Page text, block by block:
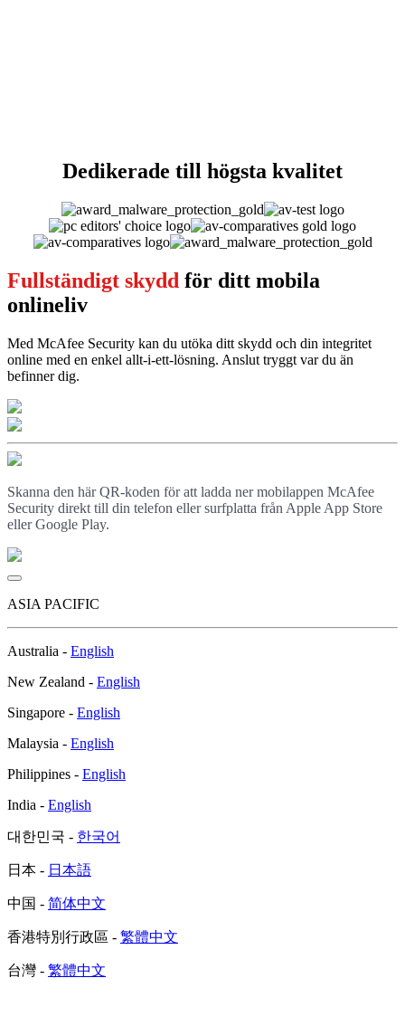
Dedikerade till högsta kvalitet
Fullständigt skydd för ditt mobila
onlineliv
Med McAfee Security kan du utöka ditt skydd och din integritet
online med en enkel allt-i-ett-lösning. Anslut tryggt var du än
befinner dig.
Skanna den här QR-koden för att ladda ner mobilappen McAfee
Security direkt till din telefon eller surfplatta från Apple App Store
eller Google Play.
ASIA PACIFIC
Australia - English
New Zealand - English
Singapore - English
Malaysia - English
Philippines - English
India - English
대한민국 - 한국어
日本 - 日本語
中国 - 简体中文
香港特別行政區 - 繁體中文
台灣 - 繁體中文